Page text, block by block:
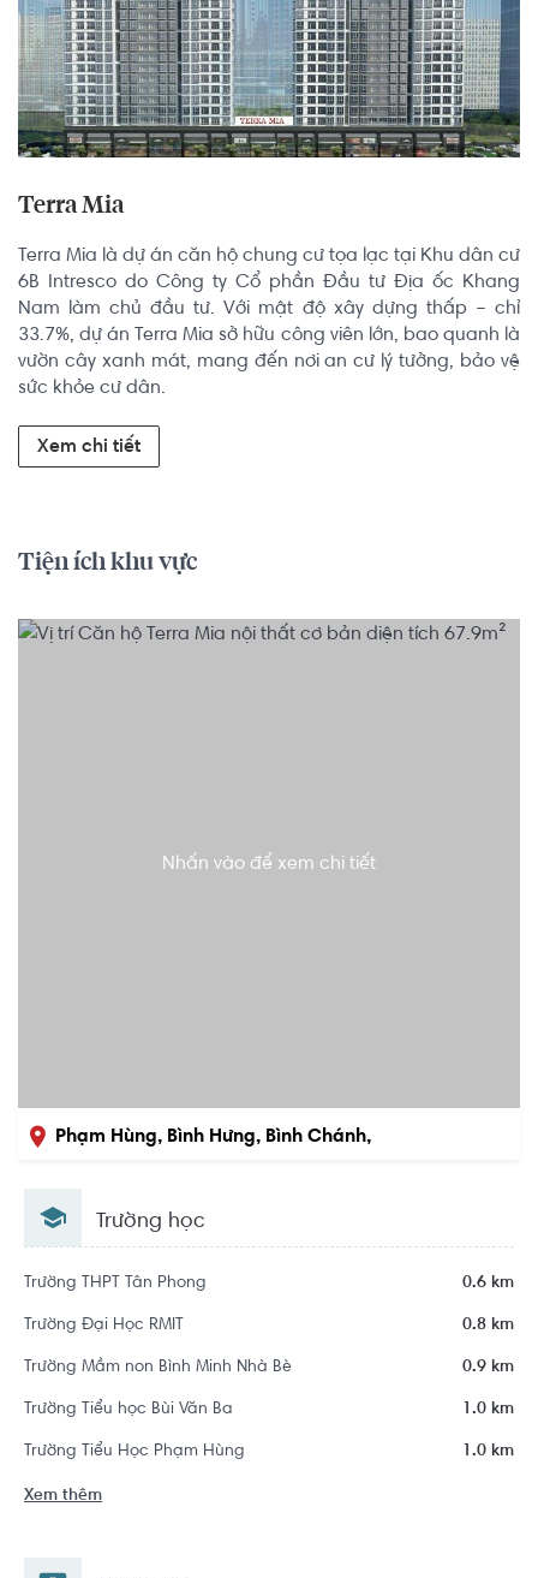
Terra Mia
Terra Mia là dự án căn hộ chung cư tọa lạc tại Khu dân cư
6B Intresco do Công ty Cổ phần Đầu tư Địa ốc Khang
Nam làm chủ đầu tư. Với mật độ xây dựng thấp – chỉ
33.7%, dự án Terra Mia sở hữu công viên lớn, bao quanh là
vườn cây xanh mát, mang đến nơi an cư lý tưởng, bảo vệ
sức khỏe cư dân.
Xem chi tiết
Tiện ích khu vực
Nhấn vào để xem chi tiết
Phạm Hùng, Bình Hưng, Bình Chánh,
Trường học
Trường THPT Tân Phong 0.6 km
Trường Đại Học RMIT 0.8 km
Trường Mầm non Bình Minh Nhà Bè 0.9 km
Trường Tiểu học Bùi Văn Ba 1.0 km
Trường Tiểu Học Phạm Hùng 1.0 km
Xem thêm